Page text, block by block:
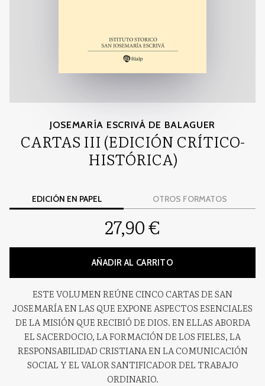
JOSEMARÍA ESCRIVÁ DE BALAGUER
CARTAS III (EDICIÓN CRÍTICO-
HISTÓRICA)
EDICIÓN EN PAPEL OTROS FORMATOS
27,90 €
AÑADIR AL CARRITO
ESTE VOLUMEN REÚNE CINCO CARTAS DE SAN
JOSEMARÍA EN LAS QUE EXPONE ASPECTOS ESENCIALES
DE LA MISIÓN QUE RECIBIÓ DE DIOS. EN ELLAS ABORDA
EL SACERDOCIO, LA FORMACIÓN DE LOS FIELES, LA
RESPONSABILIDAD CRISTIANA EN LA COMUNICACIÓN
SOCIAL Y EL VALOR SANTIFICADOR DEL TRABAJO
ORDINARIO.